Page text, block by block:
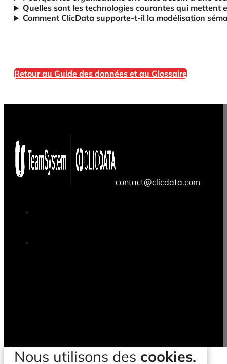
Quelles sont les technologies courantes qui mettent
Comment ClicData supporte-t-il la modélisation
Retour au Guide des données et au Glossaire
contact@clicdata.com
Nous utilisons des cookies.